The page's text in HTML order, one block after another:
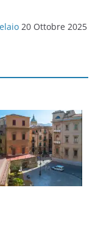
20 Ottobre 2025